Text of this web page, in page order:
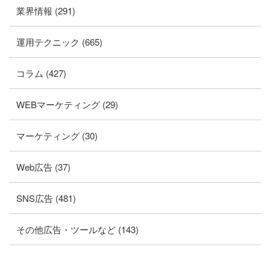
業界情報 (291)
運用テクニック (665)
コラム (427)
WEBマーケティング (29)
マーケティング (30)
Web広告 (37)
SNS広告 (481)
その他広告・ツールなど (143)